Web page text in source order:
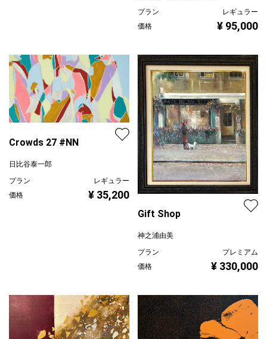
プラン
レギュラー
価格
¥ 95,000
Crowds 27 #NN
日比谷泰一郎
プラン
レギュラー
価格
¥ 35,200
Gift Shop
神之浦由美
プラン
プレミアム
価格
¥ 330,000